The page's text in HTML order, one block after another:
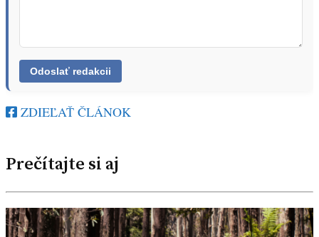
ZDIEĽAŤ ČLÁNOK
Prečítajte si aj